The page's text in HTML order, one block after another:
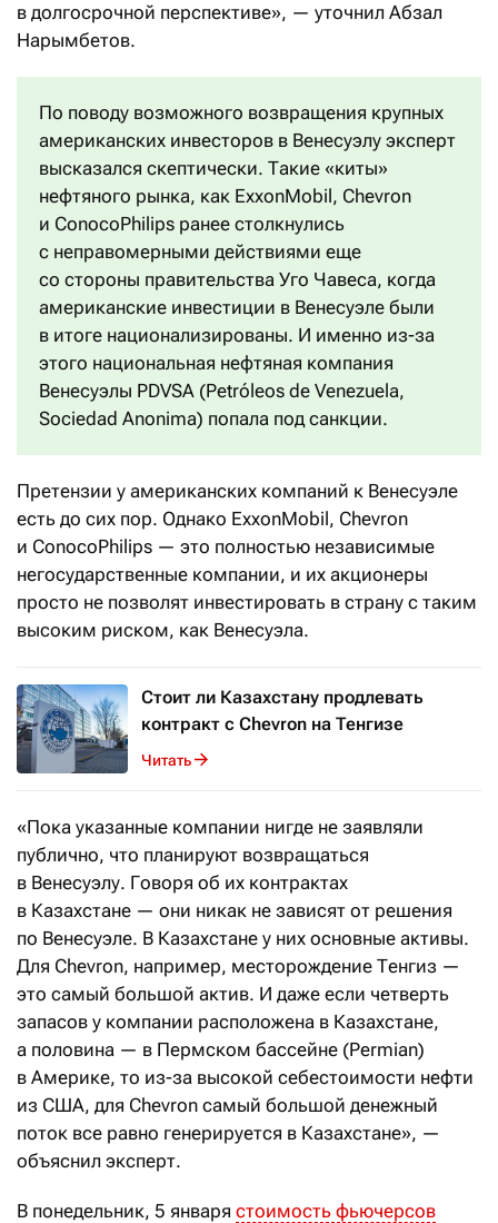
в долгосрочной перспективе», — уточнил Абзал
Нарымбетов.
По поводу возможного возвращения крупных
американских инвесторов в Венесуэлу эксперт
высказался скептически. Такие «киты»
нефтяного рынка, как ExxonMobil, Chevron
и ConocoPhilips ранее столкнулись
с неправомерными действиями еще
со стороны правительства Уго Чавеса, когда
американские инвестиции в Венесуэле были
в итоге национализированы. И именно из-за
этого национальная нефтяная компания
Венесуэлы PDVSA (Petróleos de Venezuela,
Sociedad Anonima) попала под санкции.
Претензии у американских компаний к Венесуэле
есть до сих пор. Однако ExxonMobil, Chevron
и ConocoPhilips — это полностью независимые
негосударственные компании, и их акционеры
просто не позволят инвестировать в страну с таким
высоким риском, как Венесуэла.
Стоит ли Казахстану продлевать
контракт с Chevron на Тенгизе
Читать
«Пока указанные компании нигде не заявляли
публично, что планируют возвращаться
в Венесуэлу. Говоря об их контрактах
в Казахстане — они никак не зависят от решения
по Венесуэле. В Казахстане у них основные активы.
Для Chevron, например, месторождение Тенгиз —
это самый большой актив. И даже если четверть
запасов у компании расположена в Казахстане,
а половина — в Пермском бассейне (Permian)
в Америке, то из-за высокой себестоимости нефти
из США, для Chevron самый большой денежный
поток все равно генерируется в Казахстане», —
объяснил эксперт.
В понедельник, 5 января стоимость фьючерсов